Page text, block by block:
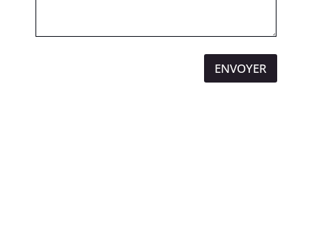
ENVOYER